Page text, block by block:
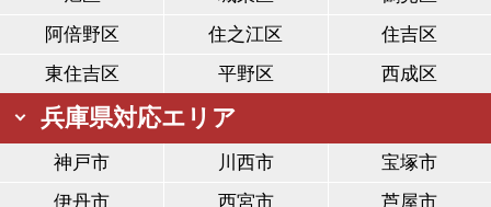
阿倍野区
住之江区
住吉区
東住吉区
平野区 西成区
兵庫県対応エリア
神戸市 川西市
宝塚市
伊丹市
西宮市
芦屋市